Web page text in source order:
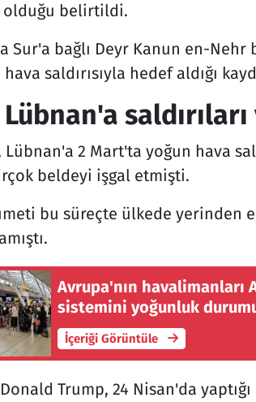
olduğu belirtildi.
Sur'a bağlı Deyr Kanun en-
saldırısıyla hedef aldığı
2 Mart'ta yoğun hava
beldeyi işgal etmişti.
bu süreçte ülkede yerinden
Avrupa'nın havalimanları
sistemini yoğunluk
İçeriği Görüntüle
Donald Trump, 24 Nisan'da